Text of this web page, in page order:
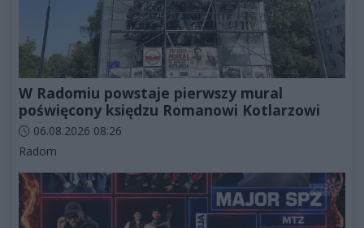
W Radomiu powstaje pierwszy mural
poświęcony księdzu Romanowi Kotlarzowi
Data dodania artykułu:
06.08.2026 08:26
Kategorie artykułu:
Radom